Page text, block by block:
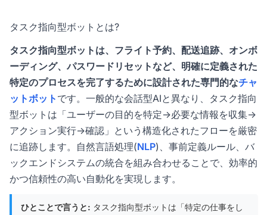
タスク指向型ボットとは?
タスク指向型ボットは、フライト予約、配送追跡、オンボ
ーディング、パスワードリセットなど、明確に定義された
特定のプロセスを完了するために設計された専門的なチャ
ットボット です。一般的な会話型AIと異なり、タスク指向
型ボットは「ユーザーの目的を特定→必要な情報を収集→
アクション実行→確認」という構造化されたフローを厳密
に追跡します。自然言語処理(NLP)、事前定義ルール、バ
ックエンドシステムの統合を組み合わせることで、効率的
かつ信頼性の高い自動化を実現します。
ひとことで言うと: タスク指向型ボットは「特定の仕事をし